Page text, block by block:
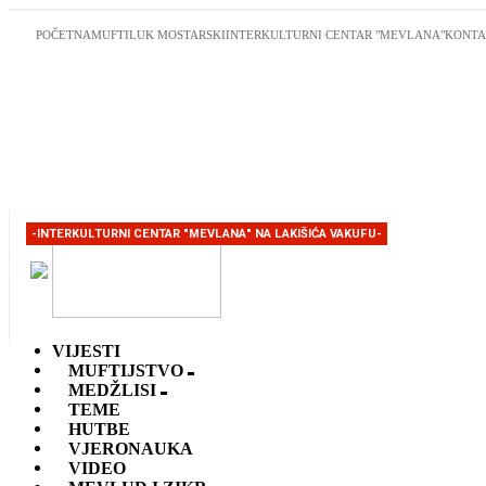
POČETNAMUFTILUK MOSTARSKIINTERKULTURNI CENTAR "MEVLANA"
-INTERKULTURNI CENTAR "MEVLANA" NA LAKIŠIĆA VAKUFU-
VIJESTI
MUFTIJSTVO
MEDŽLISI
TEME
HUTBE
VJERONAUKA
VIDEO